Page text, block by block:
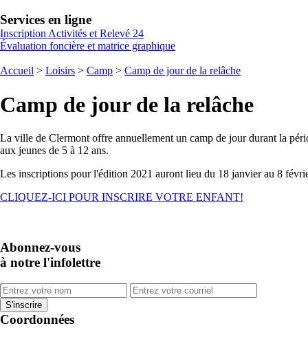
Services en ligne
Inscription Activités et Relevé 24
Évaluation foncière et matrice graphique
Accueil > Loisirs > Camp > Camp de jour de la relâche
Camp de jour de la relâche
La ville de Clermont offre annuellement un camp de jour durant la
aux jeunes de 5 à 12 ans.
Les inscriptions pour l'édition 2021 auront lieu du 18 janvier au 8
CLIQUEZ-ICI POUR INSCRIRE VOTRE ENFANT!
Abonnez-vous
à notre l'infolettre
Coordonnées